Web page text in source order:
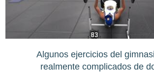
Algunos ejercicios del
realmente complicados de